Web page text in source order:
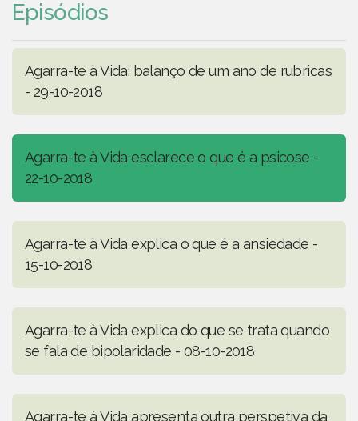
Episódios
Agarra-te à Vida: balanço de um ano de rubricas
- 29-10-2018
Agarra-te à Vida esclarece o que é a psicose -
22-10-2018
Agarra-te à Vida explica o que é a ansiedade -
15-10-2018
Agarra-te à Vida explica do que se trata quando
se fala de bipolaridade - 08-10-2018
Agarra-te à Vida apresenta outra perspetiva da